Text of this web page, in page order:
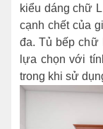
kiểu dáng chữ
cạnh chết của
đa. Tủ bếp chữ
lựa chọn với
trong khi sử